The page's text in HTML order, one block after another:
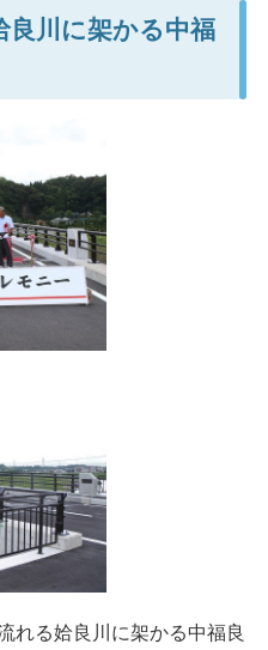
良川に架かる中福
れる姶良川に架かる中福良